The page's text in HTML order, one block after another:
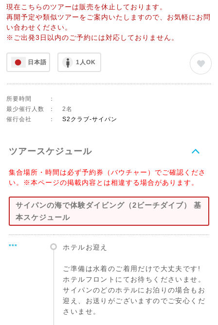
現在こちらのツアーは販売を休止しております。
再開予定や類似ツアーをご案内いたしますので、お気軽にお問
い合わせください。
※ご出発3日以内のご予約には対応しておりません。
日本語 1人OK
所要時間
：
最少催行人数
：
2名
催行会社
： S2クラブ-サイパン
ツアースケジュール
集合場所・時間は必ず予約券（バウチャー）でご確認くださ
い。※本ページの掲載内容とは相違する場合があります。
サイパンの海で体験ダイビング（2ビーチダイブ） 基
本スケジュール
*** ホテルお迎え
ご準備は水着のご着用だけで大丈夫です!
ホテルフロントにてお待ちくださいませ。
サイパンのどのホテルにお泊りの場合もお
迎え、お送りがございますのでご安心くだ
さいませ。